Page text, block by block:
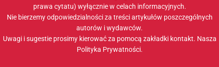
prawa cytatu) wyłącznie w celach informacyjnych.
Nie bierzemy odpowiedzialności za treści artykułów poszczególnych
autorów i wydawców.
Uwagi i sugestie prosimy kierować za pomocą zakładki kontakt. Nasza
Polityka Prywatności.